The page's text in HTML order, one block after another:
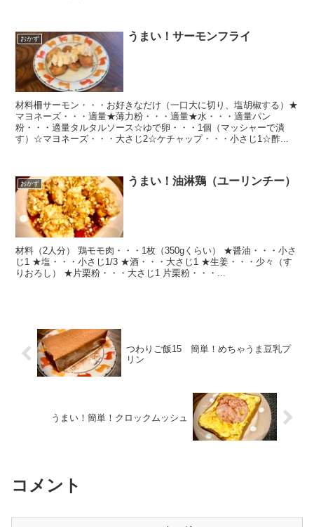
おかず うまい！サーモンフライ
材料柵サーモン・・・お好きなだけ（一口大に切り、塩胡椒する）★
マヨネーズ・・・適量★薄力粉・・・適量★水・・・適量パン
粉・・・適量タルタルソース☆ゆで卵・・・1個（マッシャーで潰
す）☆マヨネーズ・・・大さじ2☆ケチャップ・・・小さじ1☆酢...
おかず うまい！油淋鶏（ユーリンチー）
材料（2人分） 鶏モモ肉・・・1枚（350gくらい） ★醤油・・・小さ
じ1 ★塩・・・小さじ1/3 ★酒・・・大さじ1 ★生姜・・・少々（す
りおろし） ★片栗粉・・・大さじ1 片栗粉・・・...
つわりご飯15 簡単！めちゃうま豆乳プ
リン
うまい！簡単！クロックムッシュ
コメント